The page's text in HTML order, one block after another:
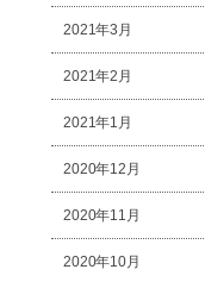
2021年3月
2021年2月
2021年1月
2020年12月
2020年11月
2020年10月